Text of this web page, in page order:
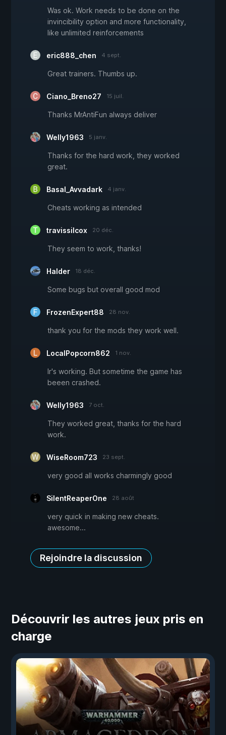
Was ok. Work needs to be done on the
invincibility option and more functionality,
like unlimited reinforcements
eric888_chen 4 sept.
Great trainers. Thumbs up.
Ciano_Breno27 15 juil.
Thanks MrAntiFun always deliver
Welly1963 5 janv.
Thanks for the hard work, they worked
great.
Basal_Avvadark 4 janv.
Cheats working as intended
travissilcox 20 déc.
They seem to work, thanks!
Halder 18 déc.
Some bugs but overall good mod
FrozenExpert88 28 nov.
thank you for the mods they work well.
LocalPopcorn862 1 nov.
Ir's working. But sometime the game has
beeen crashed.
Welly1963 7 oct.
They worked great, thanks for the hard
work.
WiseRoom723 23 sept.
very good all works charmingly good
SilentReaperOne 28 août
very quick in making new cheats.
awesome...
Rejoindre la discussion
Découvrir les autres jeux pris en
charge